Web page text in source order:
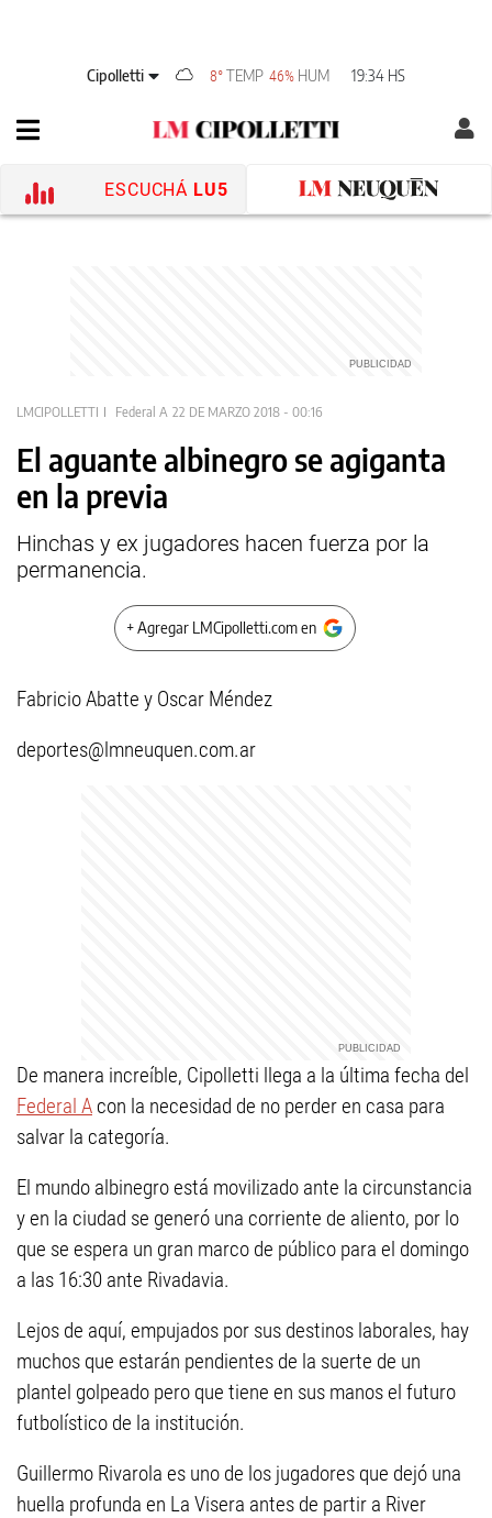
Cipolletti 8°TEMP 46% HUM 19:34 HS
ESCUCHÁ LU5
LMCIPOLLETTI Federal A 22 DE MARZO 2018 - 00:16
El aguante albinegro se agiganta
en la previa
Hinchas y ex jugadores hacen fuerza por la
permanencia.
+ Agregar LMCipolletti.com en
Fabricio Abatte y Oscar Méndez
deportes@lmneuquen.com.ar
De manera increíble, Cipolletti llega a la última fecha del
Federal A con la necesidad de no perder en casa para
salvar la categoría.
El mundo albinegro está movilizado ante la circunstancia
y en la ciudad se generó una corriente de aliento, por lo
que se espera un gran marco de público para el domingo
a las 16:30 ante Rivadavia.
Lejos de aquí, empujados por sus destinos laborales, hay
muchos que estarán pendientes de la suerte de un
plantel golpeado pero que tiene en sus manos el futuro
futbolístico de la institución.
Guillermo Rivarola es uno de los jugadores que dejó una
huella profunda en La Visera antes de partir a River